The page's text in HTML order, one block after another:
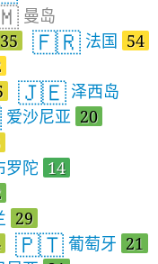
曼岛
35 🇫🇷 法国 54
🇯🇪 泽西岛
爱沙尼亚 20
罗陀 14
29
🇵🇹 葡萄牙 21